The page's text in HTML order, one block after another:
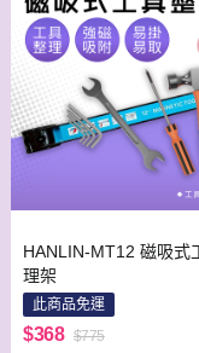
HANLIN-MT12 磁吸式
理架
此商品免運
$368 $775